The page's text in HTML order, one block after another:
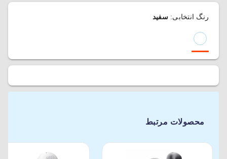
رنگ انتخابی:سفید
محصولات مرتبط